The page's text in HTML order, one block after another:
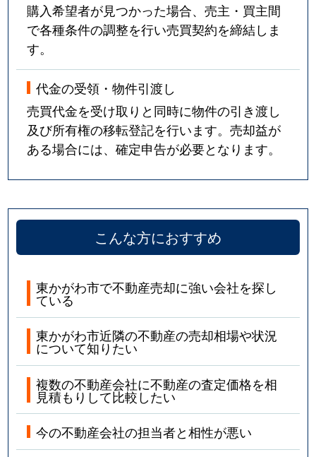
購入希望者が見つかった場合、売主・買主間
で各種条件の調整を行い売買契約を締結しま
す。
代金の受領・物件引渡し
売買代金を受け取りと同時に物件の引き渡し
及び所有権の移転登記を行います。売却益が
ある場合には、確定申告が必要となります。
こんな方におすすめ
東かがわ市で不動産売却に強い会社を探し
ている
東かがわ市近隣の不動産の売却相場や状況
について知りたい
複数の不動産会社に不動産の査定価格を相
見積もりして比較したい
今の不動産会社の担当者と相性が悪い